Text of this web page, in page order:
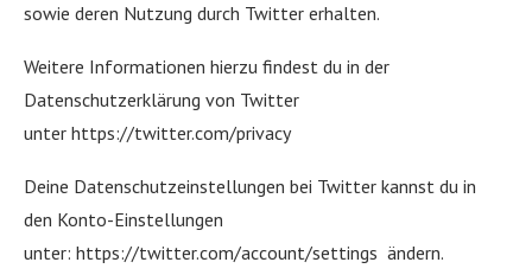
sowie deren Nutzung durch Twitter erhalten.
Weitere Informationen hierzu findest du in der
Datenschutzerklärung von Twitter
unter https://twitter.com/privacy
Deine Datenschutzeinstellungen bei Twitter kannst du in
den Konto-Einstellungen
unter: https://twitter.com/account/settings ändern.